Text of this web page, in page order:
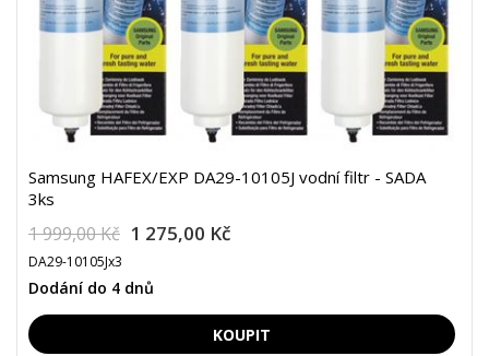
Samsung HAFEX/EXP DA29-10105J vodní filtr - SADA
3ks
1 999,00 Kč 1 275,00 Kč
DA29-10105Jx3
Dodání do 4 dnů